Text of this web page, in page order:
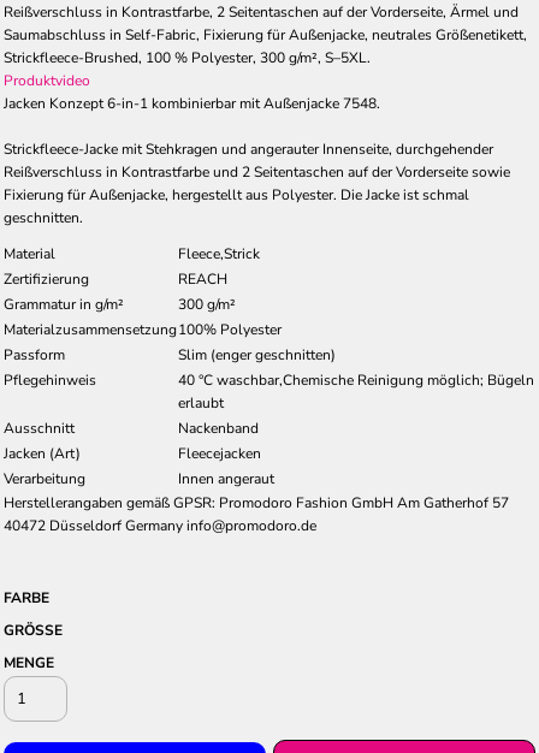
Reißverschluss in Kontrastfarbe, 2 Seitentaschen auf der Vorderseite, Ärmel und
Saumabschluss in Self-Fabric, Fixierung für Außenjacke, neutrales Größenetikett,
Strickfleece-Brushed, 100 % Polyester, 300 g/m², S–5XL.
Produktvideo
Jacken Konzept 6-in-1 kombinierbar mit Außenjacke 7548.
Strickfleece-Jacke mit Stehkragen und angerauter Innenseite, durchgehender
Reißverschluss in Kontrastfarbe und 2 Seitentaschen auf der Vorderseite sowie
Fixierung für Außenjacke, hergestellt aus Polyester. Die Jacke ist schmal
geschnitten.
Material
Fleece,Strick
Zertifizierung
REACH
Grammatur in g/m²
300 g/m²
Materialzusammensetzung100% Polyester
Passform
Slim (enger geschnitten)
Pflegehinweis
40 °C waschbar,Chemische Reinigung möglich; Bügeln
erlaubt
Ausschnitt
Nackenband
Jacken (Art)
Fleecejacken
Verarbeitung
Innen angeraut
Herstellerangaben gemäß GPSR: Promodoro Fashion GmbH Am Gatherhof 57
40472 Düsseldorf Germany info@promodoro.de
FARBE
GRÖSSE
MENGE